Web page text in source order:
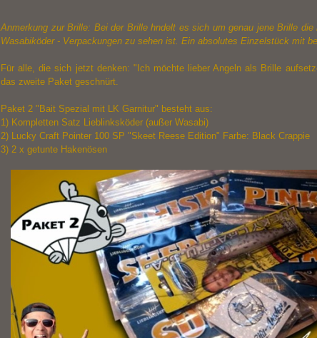
Anmerkung zur Brille: Bei der Brille hndelt es sich um genau jene Brille die
Wasabiköder - Verpackungen zu sehen ist. Ein absolutes Einzelstück mit
Für alle, die sich jetzt denken: "Ich möchte lieber Angeln als Brille
das zweite Paket geschnürt.
Paket 2 "Bait Spezial mit LK Garnitur" besteht aus:
1) Kompletten Satz Lieblinksköder (außer Wasabi)
2) Lucky Craft Pointer 100 SP "Skeet Reese Edition" Farbe: Black Crappie
3) 2 x getunte Hakenösen